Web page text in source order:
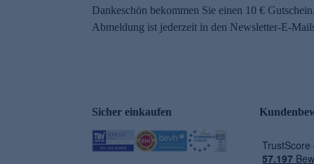
Dankeschön bekommen Sie einen 10 €
Abmeldung ist jederzeit in den Newsletter-E-
Sicher einkaufen